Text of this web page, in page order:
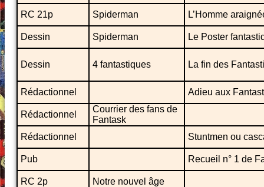
RC 21p Spiderman L’Homme
Dessin Spiderman Le Poster
Dessin 4 fantastiques La fin des
Rédactionnel Adieu aux
Rédactionnel
Courrier des fans de
Fantask
Rédactionnel
Stuntmen ou
Pub Recueil n° 1 de
RC 2p Notre nouvel âge